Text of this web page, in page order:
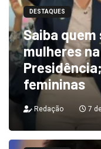
DESTAQUES
Saiba quem
mulheres
femininas
Redação 7